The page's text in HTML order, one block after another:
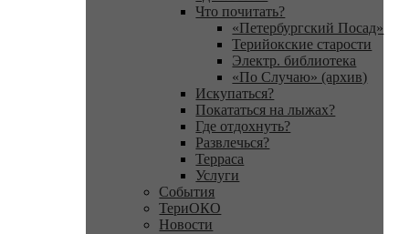
Что почитать?
«Петербургский Посад»
Терийокские старости
Электр. библиотека
«По Случаю» (архив)
Искупаться?
Покататься на лыжах?
Где отдохнуть?
Развлечься?
Терраса
Услуги
События
ТериОКО
Новости